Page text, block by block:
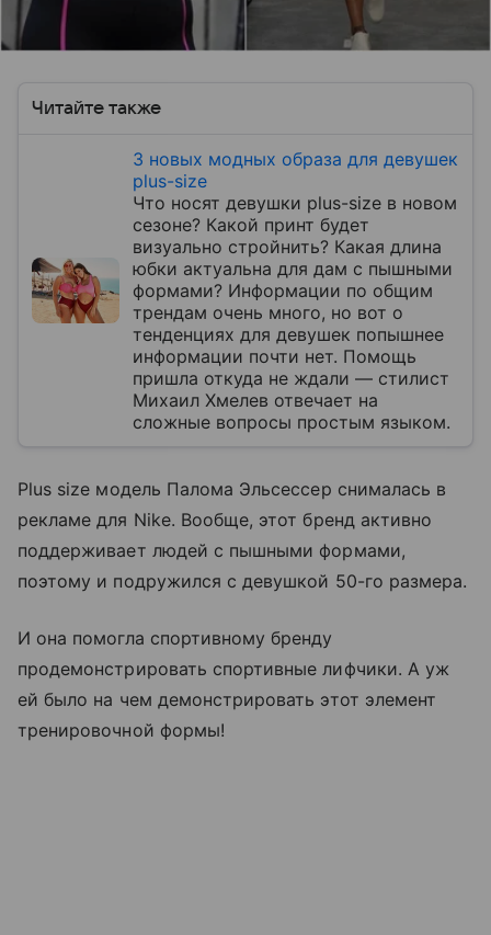
Читайте также
3 новых модных образа для девушек
plus-size
Что носят девушки plus-size в новом
сезоне? Какой принт будет
визуально стройнить? Какая длина
юбки актуальна для дам с пышными
формами? Информации по общим
трендам очень много, но вот о
тенденциях для девушек попышнее
информации почти нет. Помощь
пришла откуда не ждали — стилист
Михаил Хмелев отвечает на
сложные вопросы простым языком.
Plus size модель Палома Эльсессер снималась в
рекламе для Nike. Вообще, этот бренд активно
поддерживает людей с пышными формами,
поэтому и подружился с девушкой 50-го размера.
И она помогла спортивному бренду
продемонстрировать спортивные лифчики. А уж
ей было на чем демонстрировать этот элемент
тренировочной формы!